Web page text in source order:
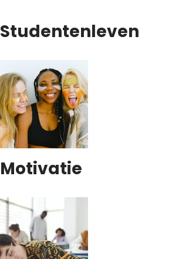
Studentenleven
Motivatie